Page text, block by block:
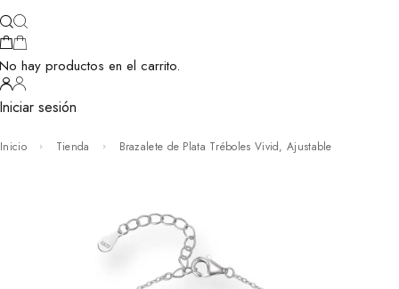
hay productos en el carrito.
sesión
Inicio Tienda Brazalete de Plata Tréboles Vivid, Ajustable